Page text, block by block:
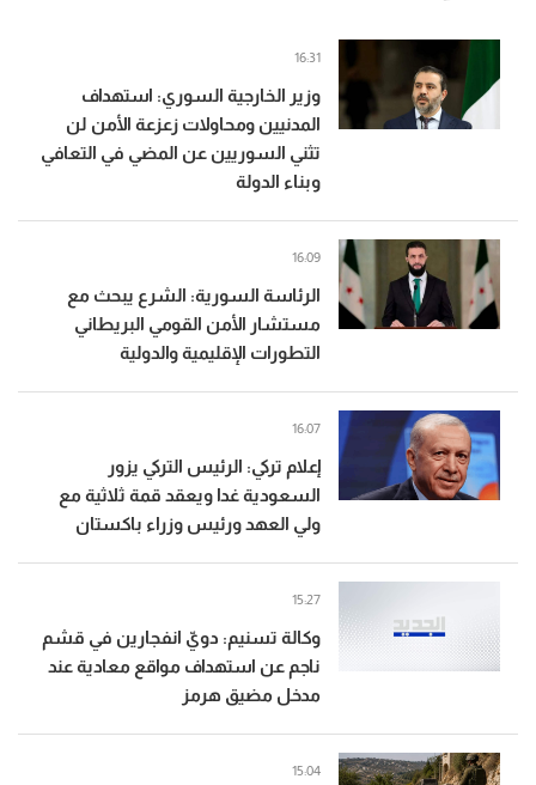
وزير الخارجية السوري: استهداف
المدنيين ومحاولات زعزعة الأمن لن
تثني السوريين عن المضي في التعافي
وبناء الدولة
16:31
الرئاسة السورية: الشرع يبحث مع
مستشار الأمن القومي البريطاني
التطورات الإقليمية والدولية
16:09
إعلام تركي: الرئيس التركي يزور
السعودية غدا ويعقد قمة ثلاثية مع
ولي العهد ورئيس وزراء باكستان
16:07
وكالة تسنيم: دويّ انفجارين في قشم
ناجم عن استهداف مواقع معادية عند
مدخل مضيق هرمز
15:27
15:04